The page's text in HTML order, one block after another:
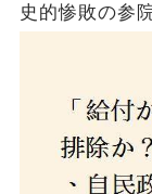
史的惨敗の参